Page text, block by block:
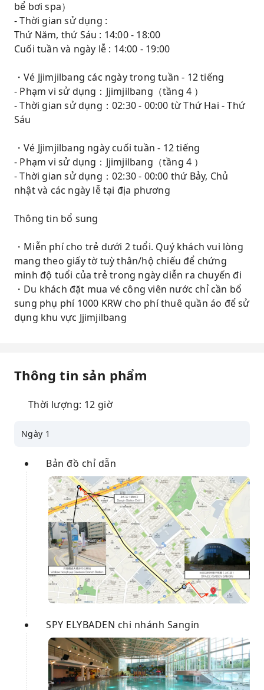
bể bơi spa）
- Thời gian sử dụng :
Thứ Năm, thứ Sáu : 14:00 - 18:00
Cuối tuần và ngày lễ : 14:00 - 19:00
・Vé Jjimjilbang các ngày trong tuần - 12 tiếng
- Phạm vi sử dụng：Jjimjilbang（tầng 4 ）
- Thời gian sử dụng：02:30 - 00:00 từ Thứ Hai - Thứ
Sáu
・Vé Jjimjilbang ngày cuối tuần - 12 tiếng
- Phạm vi sử dụng：Jjimjilbang（tầng 4 ）
- Thời gian sử dụng：02:30 - 00:00 thứ Bảy, Chủ
nhật và các ngày lễ tại địa phương
Thông tin bổ sung
・Miễn phí cho trẻ dưới 2 tuổi. Quý khách vui lòng
mang theo giấy tờ tuỳ thân/hộ chiếu để chứng
minh độ tuổi của trẻ trong ngày diễn ra chuyến đi
・Du khách đặt mua vé công viên nước chỉ cần bổ
sung phụ phí 1000 KRW cho phí thuê quần áo để sử
dụng khu vực Jjimjilbang
Thông tin sản phẩm
Thời lượng: 12 giờ
Ngày 1
Bản đồ chỉ dẫn
SPY ELYBADEN chi nhánh Sangin